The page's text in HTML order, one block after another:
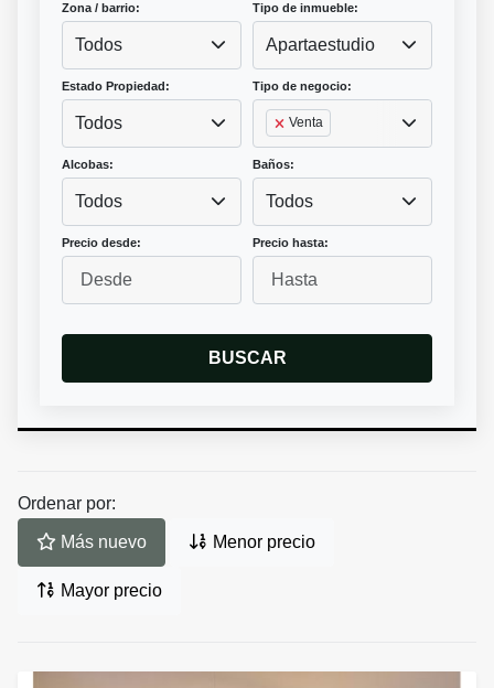
Zona / barrio:
Todos
Tipo de inmueble:
Apartaestudio
Estado Propiedad:
Todos
Tipo de negocio:
Venta
Alcobas:
Todos
Baños:
Todos
Precio desde: Precio hasta:
BUSCAR
Ordenar por:
Más nuevo Menor precio
Mayor precio